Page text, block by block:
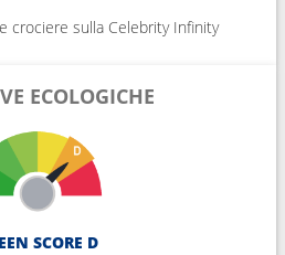
crociere sulla Celebrity Infinity
ECOLOGICHE
SCORE D